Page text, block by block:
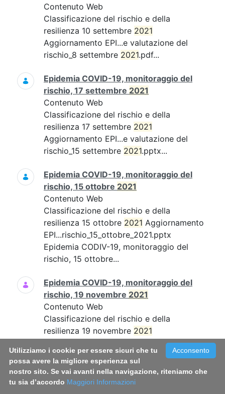
Contenuto Web
Classificazione del rischio e della
resilienza 10 settembre 2021
Aggiornamento EPI...e valutazione del
rischio_8 settembre 2021.pdf...
Epidemia COVID-19, monitoraggio del
rischio, 17 settembre 2021
Contenuto Web
Classificazione del rischio e della
resilienza 17 settembre 2021
Aggiornamento EPI...e valutazione del
rischio_15 settembre 2021.pptx...
Epidemia COVID-19, monitoraggio del
rischio, 15 ottobre 2021
Contenuto Web
Classificazione del rischio e della
resilienza 15 ottobre 2021 Aggiornamento
EPI...rischio_15_ottobre_2021.pptx
Epidemia CODIV-19, monitoraggio del
rischio, 15 ottobre...
Epidemia COVID-19, monitoraggio del
rischio, 19 novembre 2021
Contenuto Web
Classificazione del rischio e della
resilienza 19 novembre 2021
Aggiornamento EPI...19_novembre_21.pdf
Epidemia COVID-19, monitoraggio del
rischio, 19 novembre...
Acconsento
Utilizziamo i cookie per essere sicuri che tu
possa avere la migliore esperienza sul
nostro sito. Se vai avanti nella navigazione, riteniamo che
tu sia d’accordo Maggiori Informazioni